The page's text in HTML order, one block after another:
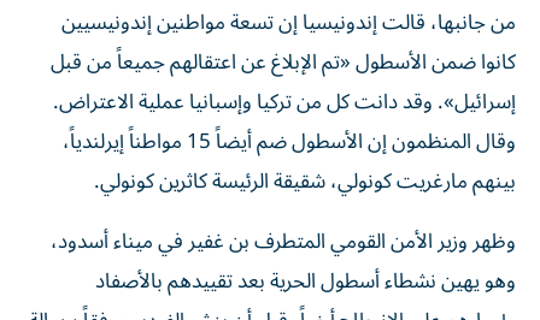
من جانبها، قالت إندونيسيا إن تسعة مواطنين إندونيسيين
كانوا ضمن الأسطول «تم الإبلاغ عن اعتقالهم جميعاً من قبل
إسرائيل». وقد دانت كل من تركيا وإسبانيا عملية الاعتراض.
وقال المنظمون إن الأسطول ضم أيضاً 15 مواطناً إيرلندياً،
بينهم مارغريت كونولي، شقيقة الرئيسة كاثرين كونولي.
وظهر وزير الأمن القومي المتطرف بن غفير في ميناء أسدود،
وهو يهين نشطاء أسطول الحرية بعد تقييدهم بالأصفاد